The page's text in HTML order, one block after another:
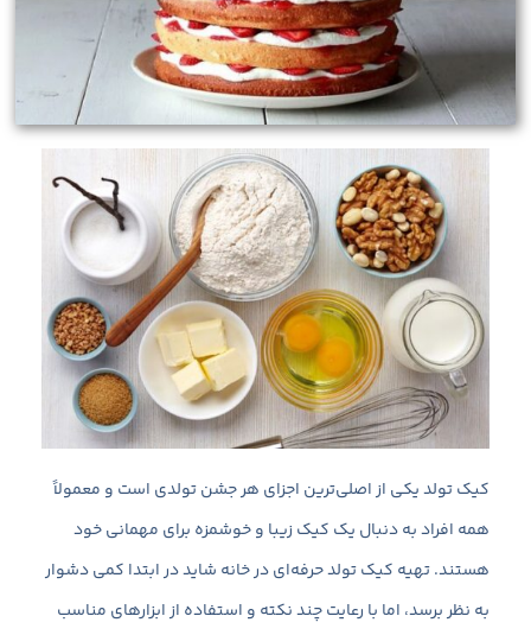
کیک تولد یکی از اصلی‌ترین اجزای هر جشن تولدی است و معمولاً
همه افراد به دنبال یک کیک زیبا و خوشمزه برای مهمانی خود
هستند. تهیه کیک تولد حرفه‌ای در خانه شاید در ابتدا کمی دشوار
به نظر برسد، اما با رعایت چند نکته و استفاده از ابزارهای مناسب